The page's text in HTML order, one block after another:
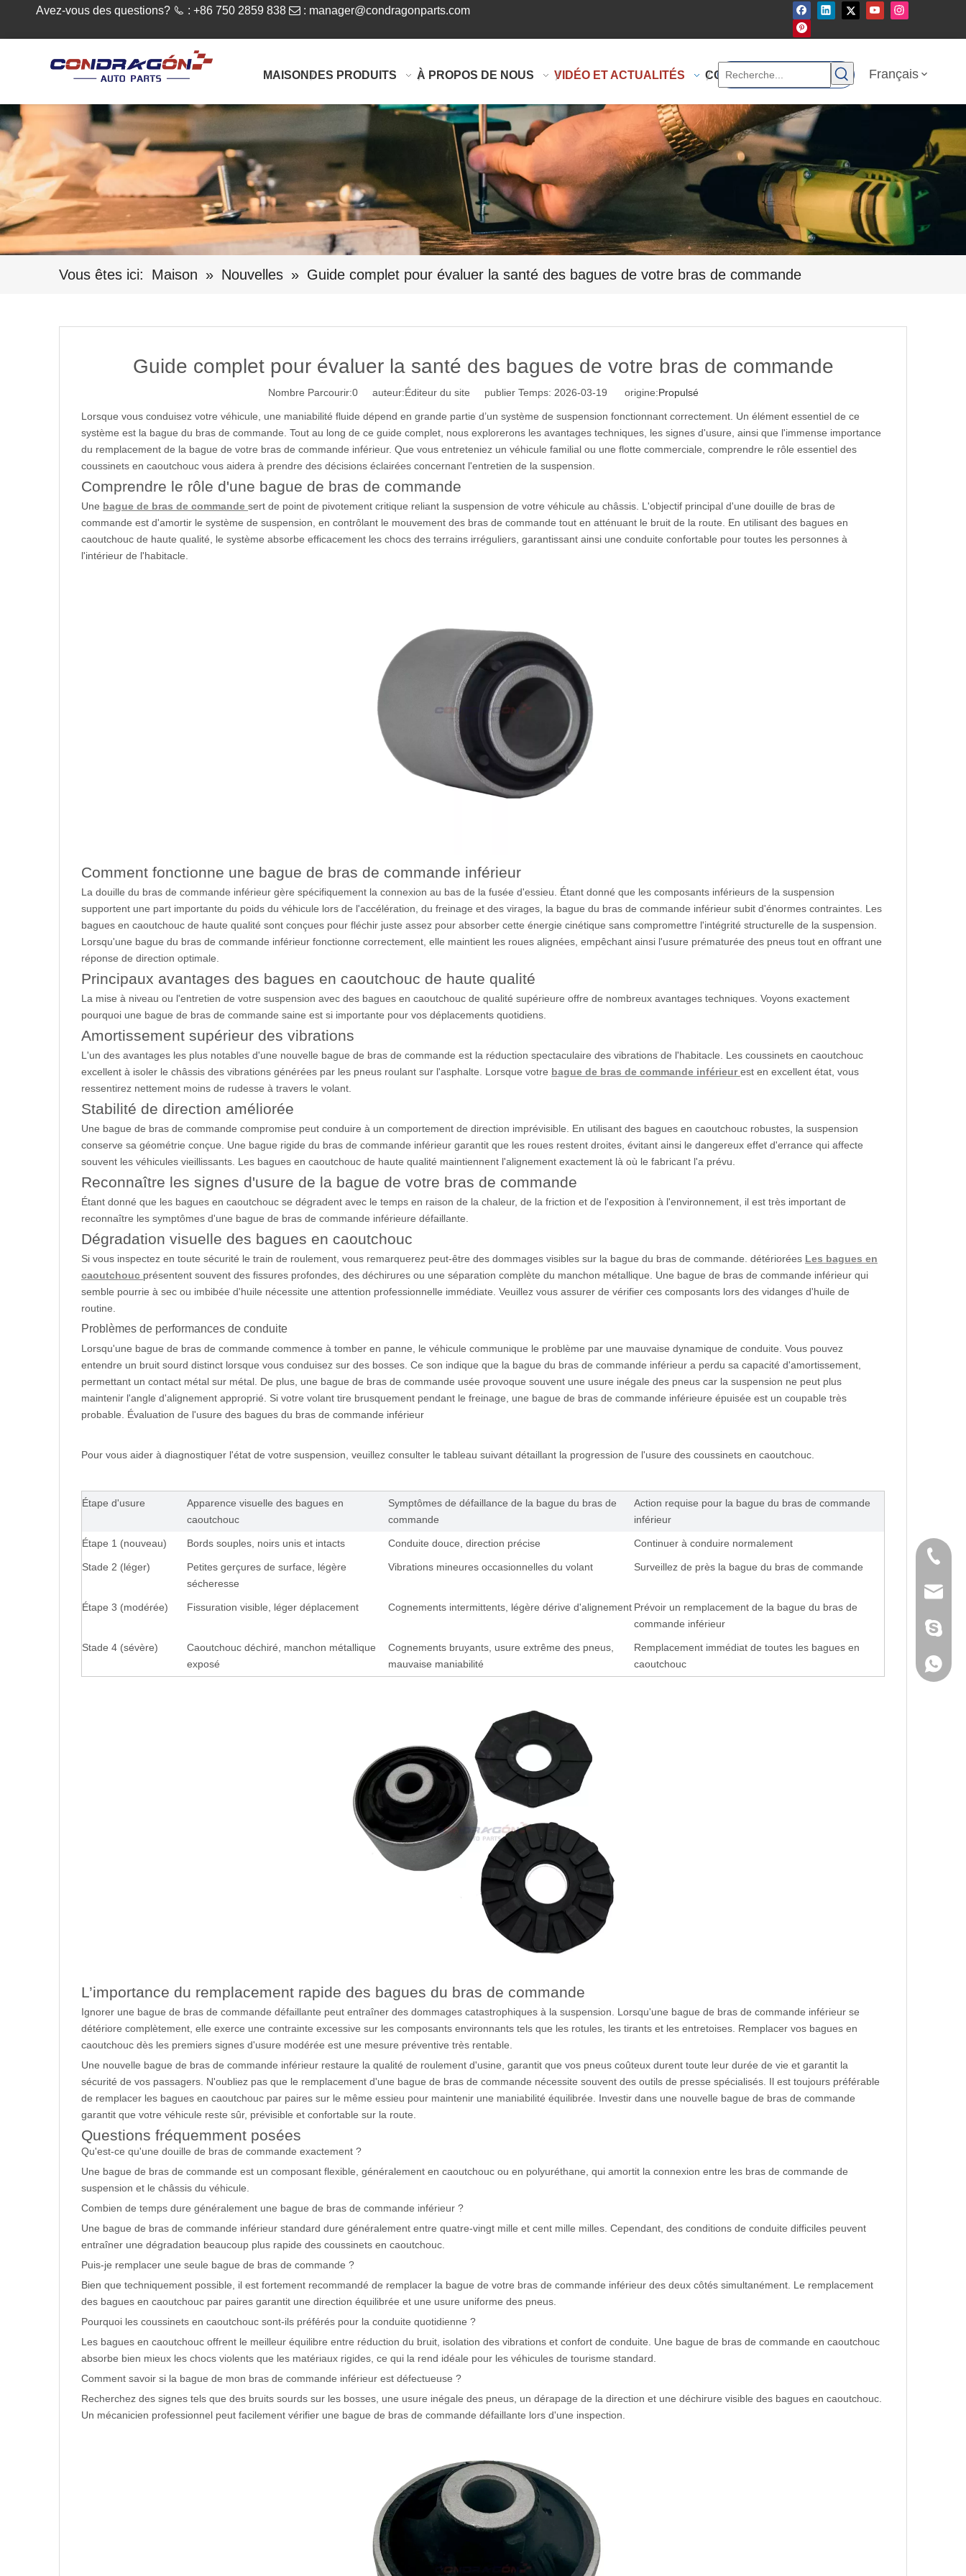
Avez-vous des questions?  : +86 750 2859 838  : manager@condragonparts.com
MAISON DES PRODUITS À PROPOS DE NOUS VIDÉO ET ACTUALITÉS CONTACTEZ-NOUS Français
Vous êtes ici: Maison » Nouvelles » Guide complet pour évaluer la santé des bagues de votre bras de commande
Guide complet pour évaluer la santé des bagues de votre bras de commande
Nombre Parcourir:0auteur:Éditeur du site publier Temps: 2026-03-19 origine:Propulsé
Lorsque vous conduisez votre véhicule, une maniabilité fluide dépend en grande partie d’un système de suspension fonctionnant correctement. Un élément essentiel de ce
système est la bague du bras de commande. Tout au long de ce guide complet, nous explorerons les avantages techniques, les signes d'usure, ainsi que l'immense importance
du remplacement de la bague de votre bras de commande inférieur. Que vous entreteniez un véhicule familial ou une flotte commerciale, comprendre le rôle essentiel des
coussinets en caoutchouc vous aidera à prendre des décisions éclairées concernant l'entretien de la suspension.
Comprendre le rôle d'une bague de bras de commande
Une bague de bras de commande sert de point de pivotement critique reliant la suspension de votre véhicule au châssis. L'objectif principal d'une douille de bras de
commande est d'amortir le système de suspension, en contrôlant le mouvement des bras de commande tout en atténuant le bruit de la route. En utilisant des bagues en
caoutchouc de haute qualité, le système absorbe efficacement les chocs des terrains irréguliers, garantissant ainsi une conduite confortable pour toutes les personnes à
l'intérieur de l'habitacle.
Comment fonctionne une bague de bras de commande inférieur
La douille du bras de commande inférieur gère spécifiquement la connexion au bas de la fusée d'essieu. Étant donné que les composants inférieurs de la suspension
supportent une part importante du poids du véhicule lors de l'accélération, du freinage et des virages, la bague du bras de commande inférieur subit d'énormes contraintes. Les
bagues en caoutchouc de haute qualité sont conçues pour fléchir juste assez pour absorber cette énergie cinétique sans compromettre l'intégrité structurelle de la suspension.
Lorsqu'une bague du bras de commande inférieur fonctionne correctement, elle maintient les roues alignées, empêchant ainsi l'usure prématurée des pneus tout en offrant une
réponse de direction optimale.
Principaux avantages des bagues en caoutchouc de haute qualité
La mise à niveau ou l'entretien de votre suspension avec des bagues en caoutchouc de qualité supérieure offre de nombreux avantages techniques. Voyons exactement
pourquoi une bague de bras de commande saine est si importante pour vos déplacements quotidiens.
Amortissement supérieur des vibrations
L'un des avantages les plus notables d'une nouvelle bague de bras de commande est la réduction spectaculaire des vibrations de l'habitacle. Les coussinets en caoutchouc
excellent à isoler le châssis des vibrations générées par les pneus roulant sur l'asphalte. Lorsque votre bague de bras de commande inférieurest en excellent état, vous
ressentirez nettement moins de rudesse à travers le volant.
Stabilité de direction améliorée
Une bague de bras de commande compromise peut conduire à un comportement de direction imprévisible. En utilisant des bagues en caoutchouc robustes, la suspension
conserve sa géométrie conçue. Une bague rigide du bras de commande inférieur garantit que les roues restent droites, évitant ainsi le dangereux effet d'errance qui affecte
souvent les véhicules vieillissants. Les bagues en caoutchouc de haute qualité maintiennent l'alignement exactement là où le fabricant l'a prévu.
Reconnaître les signes d'usure de la bague de votre bras de commande
Étant donné que les bagues en caoutchouc se dégradent avec le temps en raison de la chaleur, de la friction et de l'exposition à l'environnement, il est très important de
reconnaître les symptômes d'une bague de bras de commande inférieure défaillante.
Dégradation visuelle des bagues en caoutchouc
Si vous inspectez en toute sécurité le train de roulement, vous remarquerez peut-être des dommages visibles sur la bague du bras de commande. détériorées Les bagues en
caoutchouc présentent souvent des fissures profondes, des déchirures ou une séparation complète du manchon métallique. Une bague de bras de commande inférieur qui
semble pourrie à sec ou imbibée d'huile nécessite une attention professionnelle immédiate. Veuillez vous assurer de vérifier ces composants lors des vidanges d'huile de
routine.
Problèmes de performances de conduite
Lorsqu'une bague de bras de commande commence à tomber en panne, le véhicule communique le problème par une mauvaise dynamique de conduite. Vous pouvez
entendre un bruit sourd distinct lorsque vous conduisez sur des bosses. Ce son indique que la bague du bras de commande inférieur a perdu sa capacité d'amortissement,
permettant un contact métal sur métal. De plus, une bague de bras de commande usée provoque souvent une usure inégale des pneus car la suspension ne peut plus
maintenir l'angle d'alignement approprié. Si votre volant tire brusquement pendant le freinage, une bague de bras de commande inférieure épuisée est un coupable très
probable. Évaluation de l'usure des bagues du bras de commande inférieur
Pour vous aider à diagnostiquer l'état de votre suspension, veuillez consulter le tableau suivant détaillant la progression de l'usure des coussinets en caoutchouc.
Étape d'usure
Apparence visuelle des bagues en
caoutchouc
Symptômes de défaillance de la bague du bras de
commande
Action requise pour la bague du bras de commande
inférieur
Étape 1 (nouveau) Bords souples, noirs unis et intacts Conduite douce, direction précise Continuer à conduire normalement
Stade 2 (léger)
Petites gerçures de surface, légère
sécheresse
Vibrations mineures occasionnelles du volant Surveillez de près la bague du bras de commande
Étape 3 (modérée) Fissuration visible, léger déplacement Cognements intermittents, légère dérive d'alignement Prévoir un remplacement de la bague du bras de
commande inférieur
Stade 4 (sévère)
Caoutchouc déchiré, manchon métallique
exposé
Cognements bruyants, usure extrême des pneus,
mauvaise maniabilité
Remplacement immédiat de toutes les bagues en
caoutchouc
L’importance du remplacement rapide des bagues du bras de commande
Ignorer une bague de bras de commande défaillante peut entraîner des dommages catastrophiques à la suspension. Lorsqu'une bague de bras de commande inférieur se
détériore complètement, elle exerce une contrainte excessive sur les composants environnants tels que les rotules, les tirants et les entretoises. Remplacer vos bagues en
caoutchouc dès les premiers signes d'usure modérée est une mesure préventive très rentable.
Une nouvelle bague de bras de commande inférieur restaure la qualité de roulement d'usine, garantit que vos pneus coûteux durent toute leur durée de vie et garantit la
sécurité de vos passagers. N'oubliez pas que le remplacement d'une bague de bras de commande nécessite souvent des outils de presse spécialisés. Il est toujours préférable
de remplacer les bagues en caoutchouc par paires sur le même essieu pour maintenir une maniabilité équilibrée. Investir dans une nouvelle bague de bras de commande
garantit que votre véhicule reste sûr, prévisible et confortable sur la route.
Questions fréquemment posées
Qu'est-ce qu'une douille de bras de commande exactement ?
Une bague de bras de commande est un composant flexible, généralement en caoutchouc ou en polyuréthane, qui amortit la connexion entre les bras de commande de
suspension et le châssis du véhicule.
Combien de temps dure généralement une bague de bras de commande inférieur ?
Une bague de bras de commande inférieur standard dure généralement entre quatre-vingt mille et cent mille milles. Cependant, des conditions de conduite difficiles peuvent
entraîner une dégradation beaucoup plus rapide des coussinets en caoutchouc.
Puis-je remplacer une seule bague de bras de commande ?
Bien que techniquement possible, il est fortement recommandé de remplacer la bague de votre bras de commande inférieur des deux côtés simultanément. Le remplacement
des bagues en caoutchouc par paires garantit une direction équilibrée et une usure uniforme des pneus.
Pourquoi les coussinets en caoutchouc sont-ils préférés pour la conduite quotidienne ?
Les bagues en caoutchouc offrent le meilleur équilibre entre réduction du bruit, isolation des vibrations et confort de conduite. Une bague de bras de commande en caoutchouc
absorbe bien mieux les chocs violents que les matériaux rigides, ce qui la rend idéale pour les véhicules de tourisme standard.
Comment savoir si la bague de mon bras de commande inférieur est défectueuse ?
Recherchez des signes tels que des bruits sourds sur les bosses, une usure inégale des pneus, un dérapage de la direction et une déchirure visible des bagues en caoutchouc.
Un mécanicien professionnel peut facilement vérifier une bague de bras de commande défaillante lors d'une inspection.
Tél
E-mail
Skype